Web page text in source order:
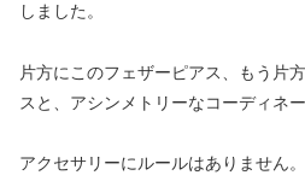
しました。
片方にこのフェザーピアス、もう片
スと、アシンメトリーなコーディネ
アクセサリーにルールはありません